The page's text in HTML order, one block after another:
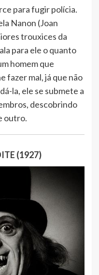
para fugir polícia.
Nanon (Joan
trouxices da
para ele o quanto
homem que
fazer mal, já que não
la, ele se submete a
descobrindo
outro.
(1927)